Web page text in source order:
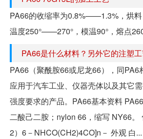
PA66的收缩率为0.8%——1.3%，烘料
温度250°——270°，模温90°，熔点
PA66是什么材料？另外它的注塑
PA66（聚酰胺66或尼龙66），同PA6
应用于汽车工业、仪器壳体以及其它
强度要求的产品。PA66基本资料
二酸己二胺；nylon 66，缩写 NY66。
2）6－NHCO(CH2)4CO]n－ 外观 白...